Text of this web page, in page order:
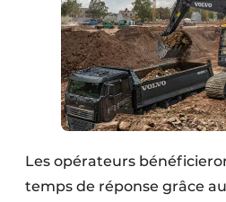
Les opérateurs
temps de réponse grâce